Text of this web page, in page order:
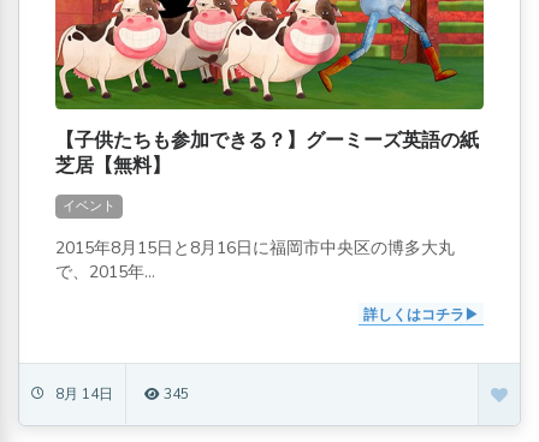
【子供たちも参加できる？】グーミーズ英語の紙
芝居【無料】
イベント
2015年8月15日と8月16日に福岡市中央区の博多大丸
で、2015年...
詳しくはコチラ
8月 14日 345